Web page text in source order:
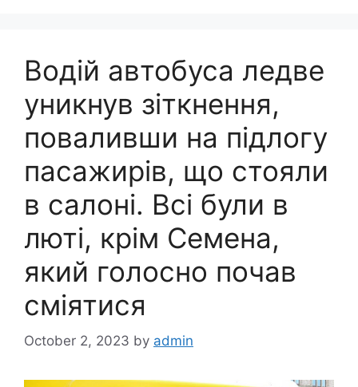
Водій автобуса ледве
уникнув зіткнення,
поваливши на підлогу
пасажирів, що стояли
в салоні. Всі були в
люті, крім Семена,
який голосно почав
сміятися
October 2, 2023 by admin